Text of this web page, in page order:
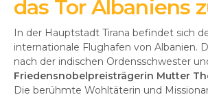
das Tor Albaniens
In der Hauptstadt Tirana befindet sich
internationale Flughafen von Albanien.
nach der indischen Ordensschwester
Friedensnobelpreisträgerin Mutter
Die berühmte Wohltäterin und